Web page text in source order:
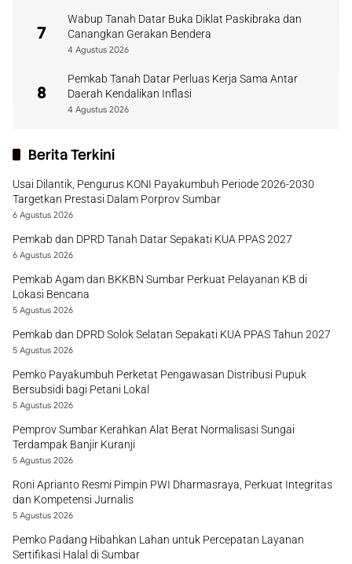
7
Wabup Tanah Datar Buka Diklat Paskibraka dan
Canangkan Gerakan Bendera
4 Agustus 2026
8
Pemkab Tanah Datar Perluas Kerja Sama Antar
Daerah Kendalikan Inflasi
4 Agustus 2026
Berita Terkini
Usai Dilantik, Pengurus KONI Payakumbuh Periode 2026-2030
Targetkan Prestasi Dalam Porprov Sumbar
6 Agustus 2026
Pemkab dan DPRD Tanah Datar Sepakati KUA PPAS 2027
6 Agustus 2026
Pemkab Agam dan BKKBN Sumbar Perkuat Pelayanan KB di
Lokasi Bencana
5 Agustus 2026
Pemkab dan DPRD Solok Selatan Sepakati KUA PPAS Tahun 2027
5 Agustus 2026
Pemko Payakumbuh Perketat Pengawasan Distribusi Pupuk
Bersubsidi bagi Petani Lokal
5 Agustus 2026
Pemprov Sumbar Kerahkan Alat Berat Normalisasi Sungai
Terdampak Banjir Kuranji
5 Agustus 2026
Roni Aprianto Resmi Pimpin PWI Dharmasraya, Perkuat Integritas
dan Kompetensi Jurnalis
5 Agustus 2026
Pemko Padang Hibahkan Lahan untuk Percepatan Layanan
Sertifikasi Halal di Sumbar